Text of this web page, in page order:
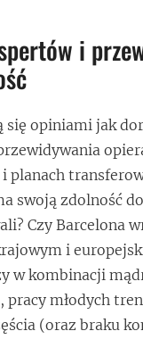
i
się opiniami jak
planach
swoją zdolność
Czy Barcelona
i
w kombinacji
pracy młodych
(oraz braku